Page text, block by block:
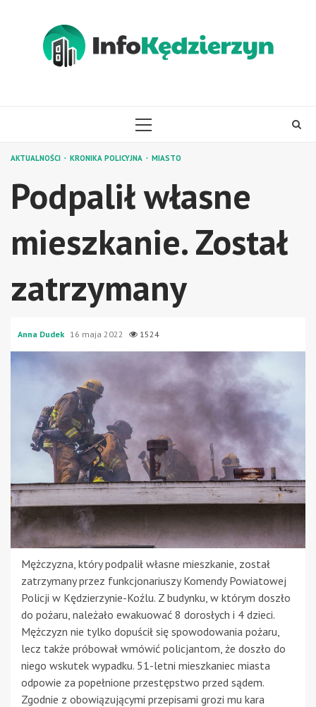
PRIMARY
AKTUALNOŚCI KRONIKA POLICYJNA MIASTO
Podpalił własne
mieszkanie. Został
zatrzymany
Anna Dudek 16 maja 2022 1524
Mężczyzna, który podpalił własne mieszkanie, został
zatrzymany przez funkcjonariuszy Komendy Powiatowej
Policji w Kędzierzynie-Koźlu. Z budynku, w którym doszło
do pożaru, należało ewakuować 8 dorosłych i 4 dzieci.
Mężczyzn nie tylko dopuścił się spowodowania pożaru,
lecz także próbował wmówić policjantom, że doszło do
niego wskutek wypadku. 51-letni mieszkaniec miasta
odpowie za popełnione przestępstwo przed sądem.
Zgodnie z obowiązującymi przepisami grozi mu kara